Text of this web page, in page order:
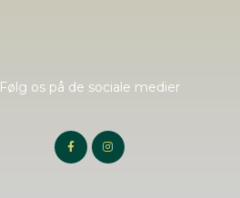
Følg os på de sociale medier